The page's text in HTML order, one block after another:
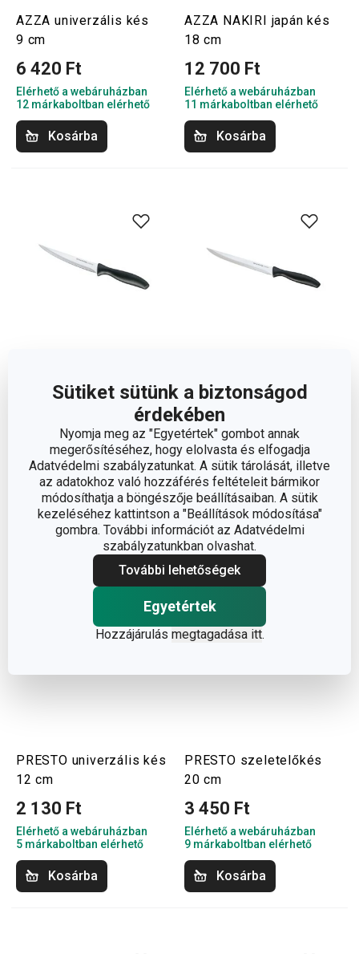
Sütiket sütünk a biztonságod
érdekében
Nyomja meg az "Egyetértek" gombot annak
megerősítéséhez, hogy elolvasta és elfogadja
Adatvédelmi szabályzatunkat. A sütik tárolását, illetve
az adatokhoz való hozzáférés feltételeit bármikor
módosíthatja a böngészője beállításaiban. A sütik
kezeléséhez kattintson a "Beállítások módosítása"
gombra. További információt az Adatvédelmi
szabályzatunkban olvashat.
További lehetőségek
Egyetértek
Hozzájárulás megtagadása itt.
AZZA univerzális kés
9 cm
6 420 Ft
Elérhető a webáruházban
12 márkaboltban elérhető
Kosárba
AZZA NAKIRI japán kés
18 cm
12 700 Ft
Elérhető a webáruházban
11 márkaboltban elérhető
Kosárba
SONIC univerzális kés
1 800 Ft
Elérhető a webáruházban
9 márkaboltban elérhető
Kosárba
SONIC szeletelőkés
18 cm
2 950 Ft
Elérhető a webáruházban
6 márkaboltban elérhető
Kosárba
PRESTO univerzális kés
12 cm
2 130 Ft
Elérhető a webáruházban
5 márkaboltban elérhető
Kosárba
PRESTO szeletelőkés
20 cm
3 450 Ft
Elérhető a webáruházban
9 márkaboltban elérhető
Kosárba